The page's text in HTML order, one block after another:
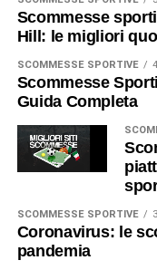
Scommesse
Hill: le migliori
SCOMMESSE SPORTIVE
Scommesse
Guida Completa
SCOMMESSE SPORTIVE
Coronavirus: le
pandemia